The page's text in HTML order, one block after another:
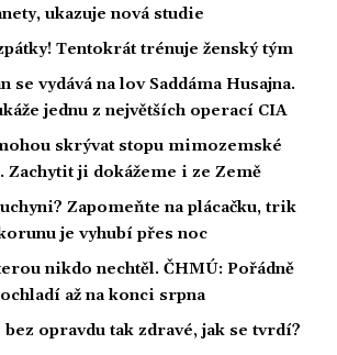
ukazuje nová studie
Tentokrát trénuje ženský tým
se vydává na lov Saddáma Husajna.
jednu z největších operací CIA
skrývat stopu mimozemské
Zachytit ji dokážeme i ze Země
Zapomeňte na plácačku, trik
je vyhubí přes noc
nikdo nechtěl. ČHMÚ: Pořádně
až na konci srpna
bez opravdu tak zdravé, jak se tvrdí?